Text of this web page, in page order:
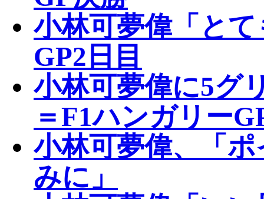
小林可夢偉「と
GP2日目
小林可夢偉に5グ
＝F1ハンガリー
小林可夢偉、「
みに」